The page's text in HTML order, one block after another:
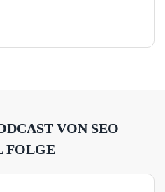
VON SEO
FOLGE